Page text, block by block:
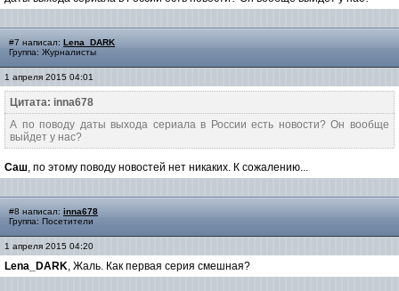
#7 написал: Lena_DARK
Группа: Журналисты
1 апреля 2015 04:01
Цитата: inna678
А по поводу даты выхода сериала в России есть новости? Он вообще
выйдет у нас?
Саш, по этому поводу новостей нет никаких. К сожалению...
#8 написал: inna678
Группа: Посетители
1 апреля 2015 04:20
Lena_DARK, Жаль. Как первая серия смешная?